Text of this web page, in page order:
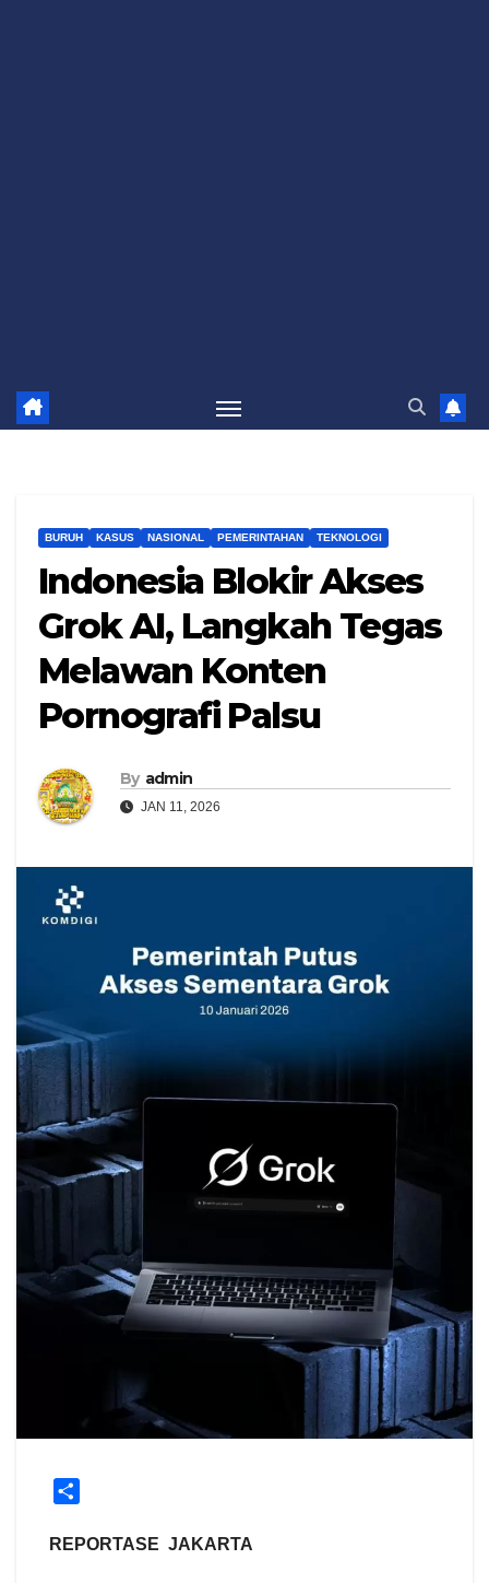
BURUH KASUS NASIONAL PEMERINTAHAN TEKNOLOGI
Indonesia Blokir Akses
Grok AI, Langkah Tegas
Melawan Konten
Pornografi Palsu
By admin
JAN 11, 2026
a
REPORTASE JAKARTA